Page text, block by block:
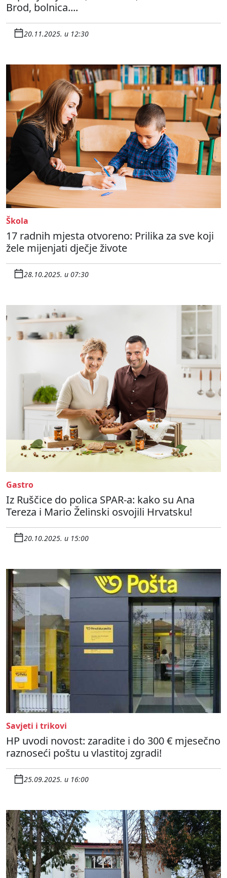
Brod, bolnica....
20.11.2025. u 12:30
Škola
17 radnih mjesta otvoreno: Prilika za sve koji
žele mijenjati dječje živote
28.10.2025. u 07:30
Gastro
Iz Ruščice do polica SPAR-a: kako su Ana
Tereza i Mario Želinski osvojili Hrvatsku!
20.10.2025. u 15:00
Savjeti i trikovi
HP uvodi novost: zaradite i do 300 € mjesečno
raznoseći poštu u vlastitoj zgradi!
25.09.2025. u 16:00